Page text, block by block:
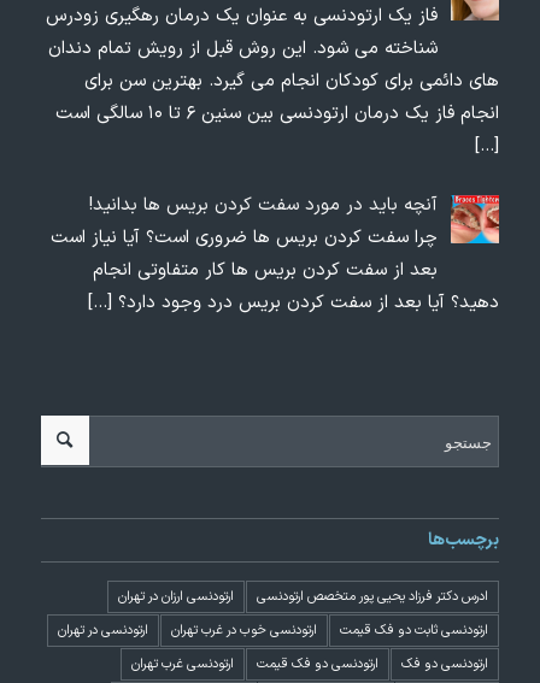
فاز یک ارتودنسی به عنوان یک درمان رهگیری زودرس
شناخته می شود. این روش قبل از رویش تمام دندان
های دائمی برای کودکان انجام می گیرد. بهترین سن برای
انجام فاز یک درمان ارتودنسی بین سنین ۶ تا ۱۰ سالگی است
[…]
آنچه باید در مورد سفت کردن بریس ها بدانید!
چرا سفت کردن بریس ها ضروری است؟ آیا نیاز است
بعد از سفت کردن بریس ها کار متفاوتی انجام
دهید؟ آیا بعد از سفت کردن بریس درد وجود دارد؟[…]
برچسب‌ها
ادرس دکتر فرزاد یحیی پور متخصص ارتودنسی
ارتودنسی ارزان در تهران
ارتودنسی ثابت دو فک قیمت
ارتودنسی خوب در غرب تهران
ارتودنسی در تهران
ارتودنسی دو فک
ارتودنسی دو فک قیمت
ارتودنسی غرب تهران